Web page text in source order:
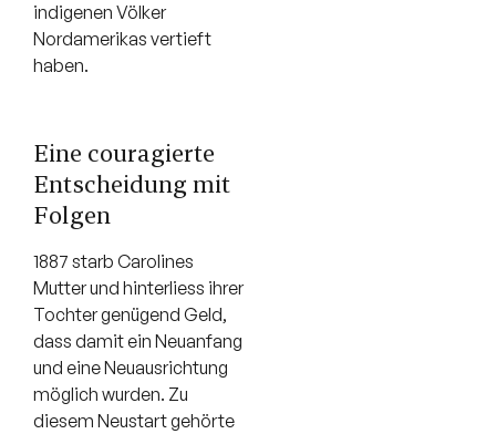
indigenen Völker
Nordamerikas vertieft
haben.
Eine couragierte
Entscheidung mit
Folgen
1887 starb Carolines
Mutter und hinterliess ihrer
Tochter genügend Geld,
dass damit ein Neuanfang
und eine Neuausrichtung
möglich wurden. Zu
diesem Neustart gehörte